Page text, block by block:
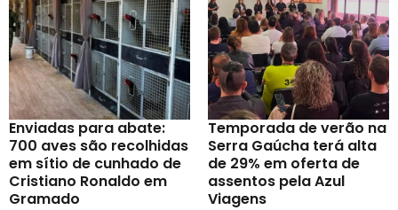
Enviadas para abate:
700 aves são recolhidas
em sítio de cunhado de
Cristiano Ronaldo em
Gramado
Temporada de verão na
Serra Gaúcha terá alta
de 29% em oferta de
assentos pela Azul
Viagens